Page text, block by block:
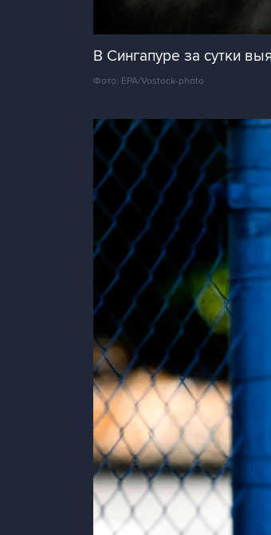
В Сингапуре за сутки
Фото: EPA/Vostock-photo